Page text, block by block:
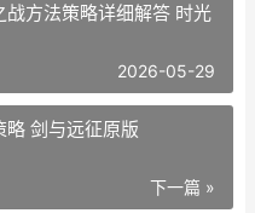
方法策略详细解答 时光
2026-05-29
剑与远征原版
下一篇 »